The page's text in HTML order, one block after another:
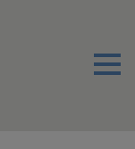
Menu